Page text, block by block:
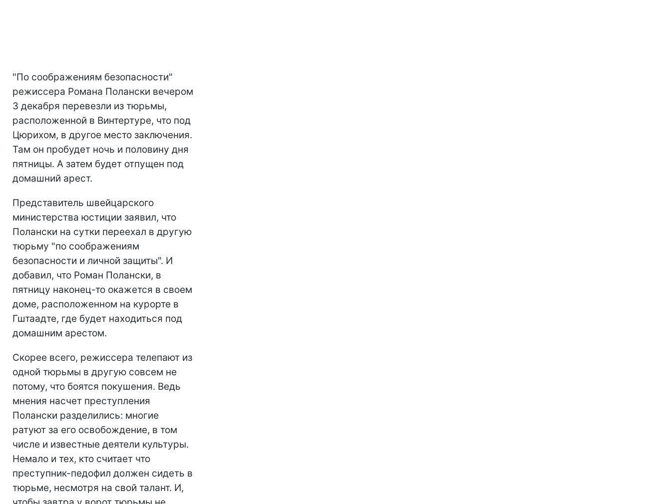
"По соображениям безопасности"
режиссера Романа Полански вечером
3 декабря перевезли из тюрьмы,
расположенной в Винтертуре, что под
Цюрихом, в другое место заключения.
Там он пробудет ночь и половину дня
пятницы. А затем будет отпущен под
домашний арест.
Представитель швейцарского
министерства юстиции заявил, что
Полански на сутки переехал в другую
тюрьму "по соображениям
безопасности и личной защиты". И
добавил, что Роман Полански, в
пятницу наконец-то окажется в своем
доме, расположенном на курорте в
Гштаадте, где будет находиться под
домашним арестом.
Скорее всего, режиссера телепают из
одной тюрьмы в другую совсем не
потому, что боятся покушения. Ведь
мнения насчет преступления
Полански разделились: многие
ратуют за его освобождение, в том
числе и известные деятели культуры.
Немало и тех, кто считает что
преступник-педофил должен сидеть в
тюрьме, несмотря на свой талант. И,